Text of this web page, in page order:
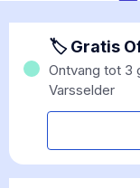
🏷 Gratis
Ontvang tot 3
Varsselder